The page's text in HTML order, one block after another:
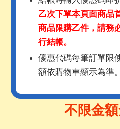
乙次下單本頁面商品
商品限購乙件，請務
行結帳。
優惠代碼每筆訂單限
額依購物車顯示為準。
不限金